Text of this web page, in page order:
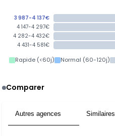
3 987-4 137€
4 147-4 297€
4 282-4 432€
4 431-4 581€
Rapide (<60j) Normal (60-120j)
Comparer
Autres agences Similaires